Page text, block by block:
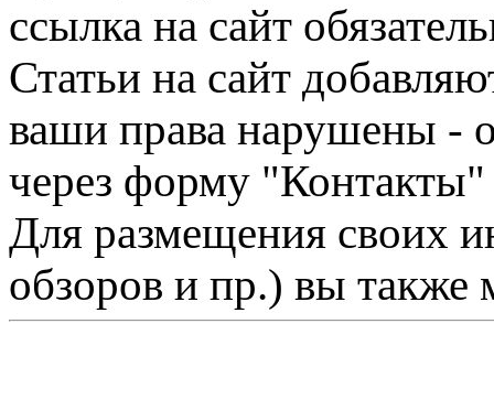
ссылка на сайт
Статьи на сайт
ваши права нарушены -
через форму "Контакты"
Для размещения своих
обзоров и пр.) вы также